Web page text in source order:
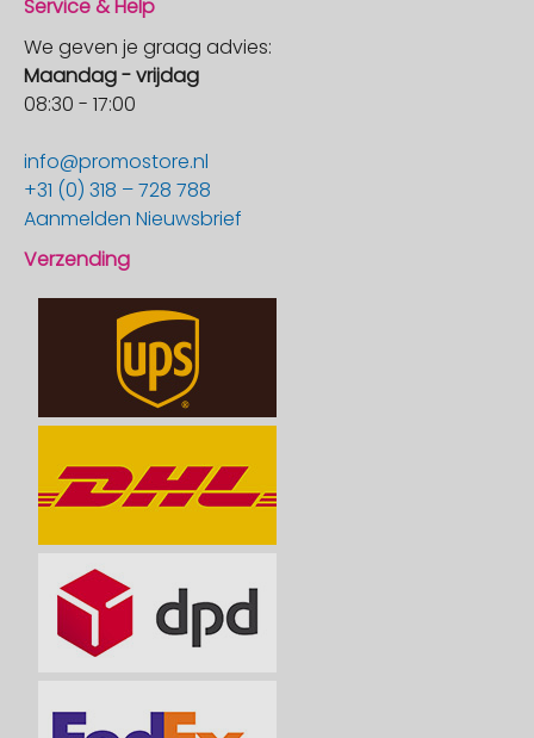
Service & Help
We geven je graag advies:
Maandag - vrijdag
08:30 - 17:00
info@promostore.nl
+31 (0) 318 – 728 788
Aanmelden Nieuwsbrief
Verzending